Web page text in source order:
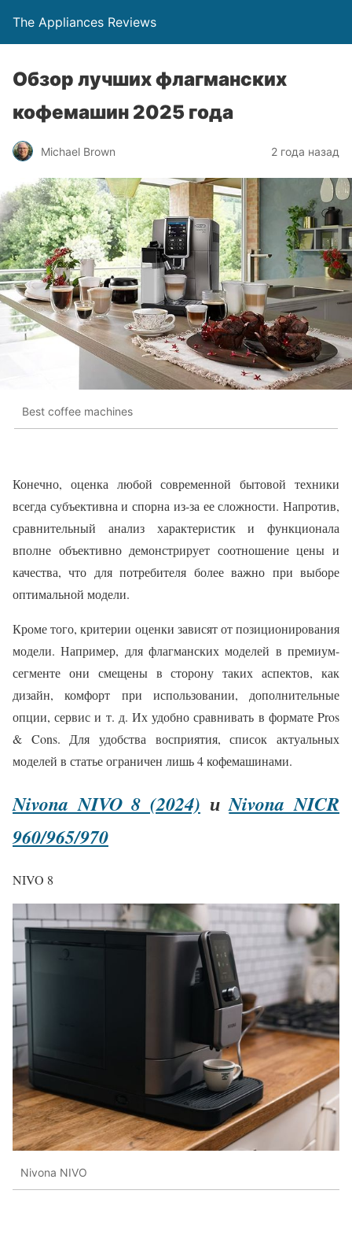
The Appliances Reviews
Обзор лучших флагманских
кофемашин 2025 года
Michael Brown 2 года назад
Best coffee machines
Конечно, оценка любой современной бытовой техники
всегда субъективна и спорна из-за ее сложности. Напротив,
сравнительный анализ характеристик и функционала
вполне объективно демонстрирует соотношение цены и
качества, что для потребителя более важно при выборе
оптимальной модели.
Кроме того, критерии оценки зависят от позиционирования
модели. Например, для флагманских моделей в премиум-
сегменте они смещены в сторону таких аспектов, как
дизайн, комфорт при использовании, дополнительные
опции, сервис и т. д. Их удобно сравнивать в формате Pros
& Cons. Для удобства восприятия, список актуальных
моделей в статье ограничен лишь 4 кофемашинами.
Nivona NIVO 8 (2024) иNivona NICR
960/965/970
NIVO 8
Nivona NIVO